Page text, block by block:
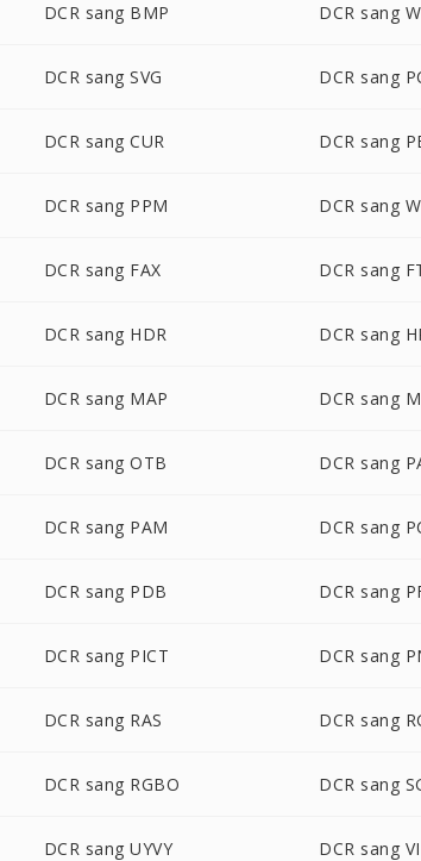
DCR sang BMP DCR sang
DCR sang SVG DCR sang
DCR sang CUR DCR sang
DCR sang PPM DCR sang
DCR sang FAX DCR sang
DCR sang HDR DCR sang
DCR sang MAP DCR sang
DCR sang OTB DCR sang
DCR sang PAM DCR sang
DCR sang PDB DCR sang
DCR sang PICT DCR sang
DCR sang RAS DCR sang
DCR sang RGBO DCR sang
DCR sang UYVY DCR sang